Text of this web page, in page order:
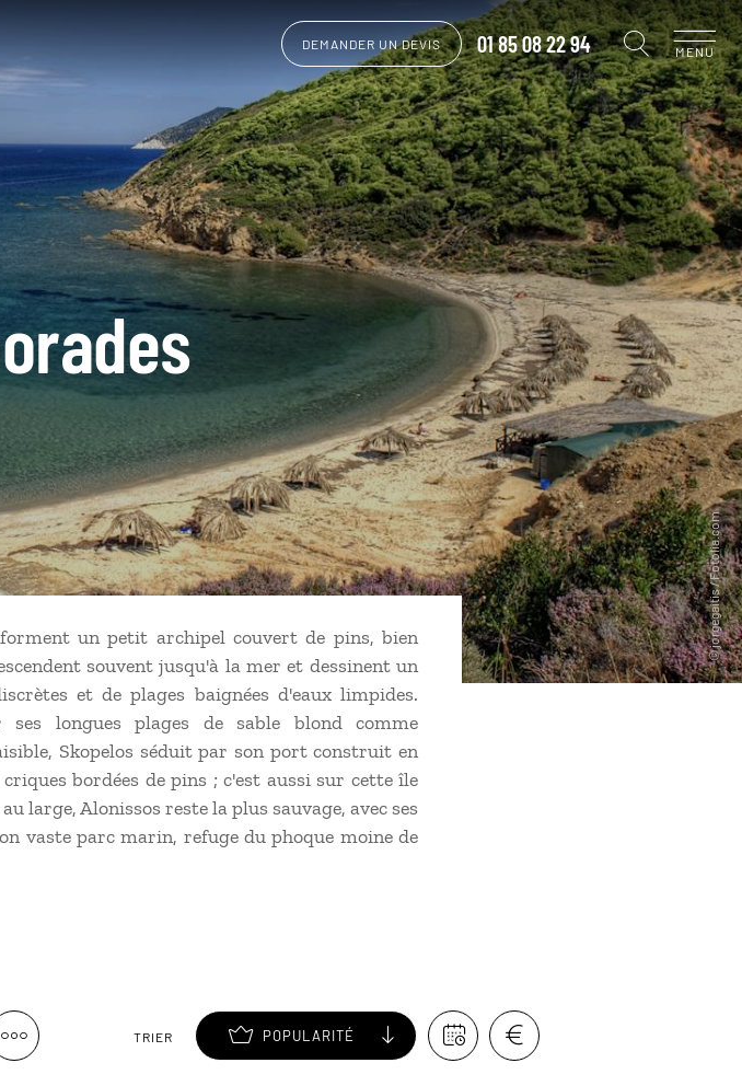
DEMANDER UN DEVIS 01 85 08 22 94 MENU
un petit archipel couvert de pins, bien
souvent jusqu'à la mer et dessinent un
et de plages baignées d'eaux limpides.
longues plages de sable blond comme
Skopelos séduit par son port construit en
bordées de pins ; c'est aussi sur cette île
large, Alonissos reste la plus sauvage, avec ses
vaste parc marin, refuge du phoque moine de
TRIER POPULARITÉ